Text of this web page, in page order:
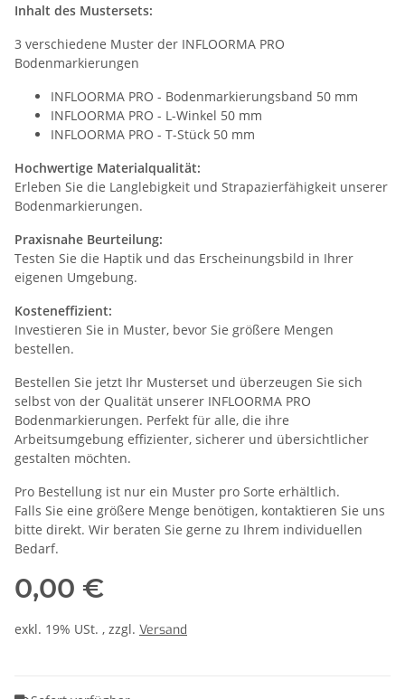
Inhalt des Mustersets:
3 verschiedene Muster der INFLOORMA PRO
Bodenmarkierungen
INFLOORMA PRO - Bodenmarkierungsband 50 mm
INFLOORMA PRO - L-Winkel 50 mm
INFLOORMA PRO - T-Stück 50 mm
Hochwertige Materialqualität:
Erleben Sie die Langlebigkeit und Strapazierfähigkeit unserer
Bodenmarkierungen.
Praxisnahe Beurteilung:
Testen Sie die Haptik und das Erscheinungsbild in Ihrer
eigenen Umgebung.
Kosteneffizient:
Investieren Sie in Muster, bevor Sie größere Mengen
bestellen.
Bestellen Sie jetzt Ihr Musterset und überzeugen Sie sich
selbst von der Qualität unserer INFLOORMA PRO
Bodenmarkierungen. Perfekt für alle, die ihre
Arbeitsumgebung effizienter, sicherer und übersichtlicher
gestalten möchten.
Pro Bestellung ist nur ein Muster pro Sorte erhältlich.
Falls Sie eine größere Menge benötigen, kontaktieren Sie uns
bitte direkt. Wir beraten Sie gerne zu Ihrem individuellen
Bedarf.
0,00 €
exkl. 19% USt. , zzgl. Versand